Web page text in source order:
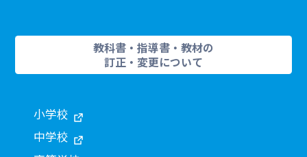
教科書・指導書・教材の
訂正・変更について
小学校
中学校